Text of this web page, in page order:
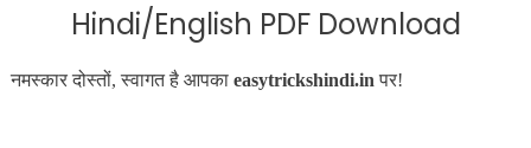
Hindi/English PDF Download
नमस्कार दोस्तों, स्वागत है आपका easytrickshindi.in पर!